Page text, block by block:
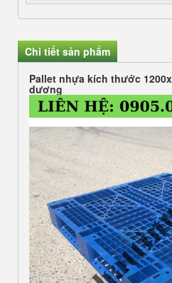
Chi tiết sản phẩm
Pallet nhựa kích thước
dương